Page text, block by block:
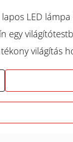
LED
egy
világítás